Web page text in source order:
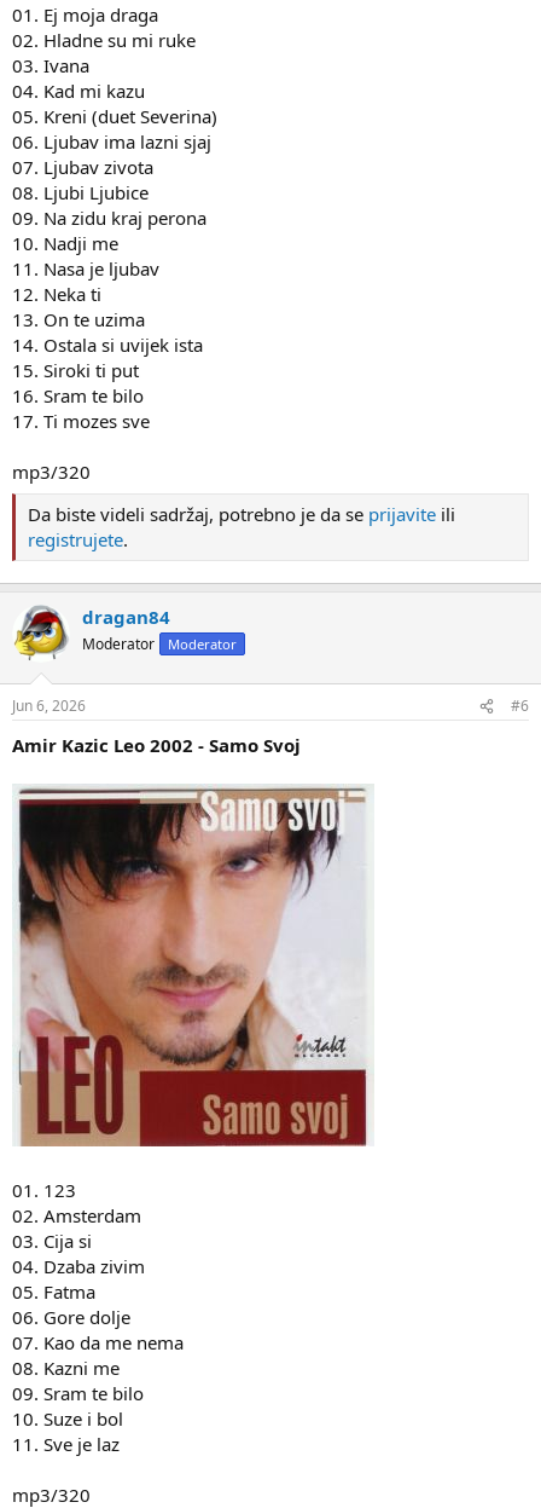
01. Ej moja draga
02. Hladne su mi ruke
03. Ivana
04. Kad mi kazu
05. Kreni (duet Severina)
06. Ljubav ima lazni sjaj
07. Ljubav zivota
08. Ljubi Ljubice
09. Na zidu kraj perona
10. Nadji me
11. Nasa je ljubav
12. Neka ti
13. On te uzima
14. Ostala si uvijek ista
15. Siroki ti put
16. Sram te bilo
17. Ti mozes sve
mp3/320
Da biste videli sadržaj, potrebno je da se prijavite ili
registrujete.
dragan84
Moderator Moderator
Jun 6, 2026 #6
Amir Kazic Leo 2002 - Samo Svoj
01. 123
02. Amsterdam
03. Cija si
04. Dzaba zivim
05. Fatma
06. Gore dolje
07. Kao da me nema
08. Kazni me
09. Sram te bilo
10. Suze i bol
11. Sve je laz
mp3/320